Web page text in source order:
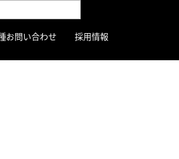
お問い合わせ 採用情報